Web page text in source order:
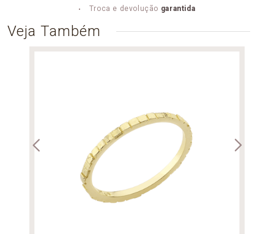
Troca e devolução garantida
Veja Também